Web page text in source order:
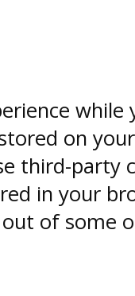
on
third-party
in your
of some